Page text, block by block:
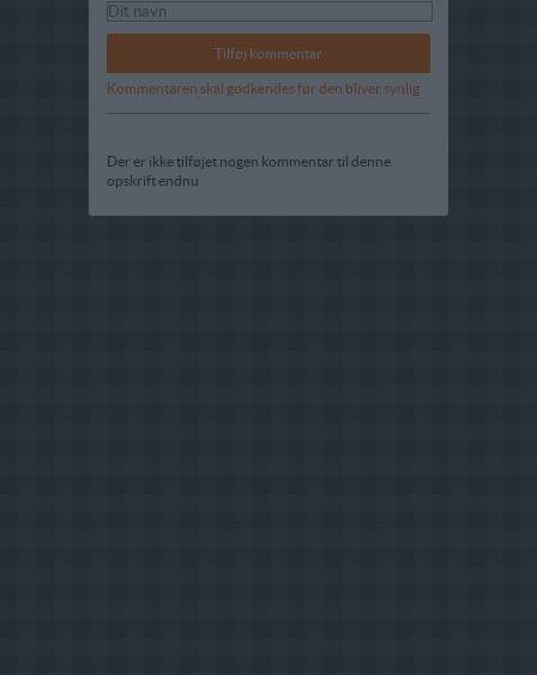
Kommentaren skal godkendes før den bliver synlig
Der er ikke tilføjet nogen kommentar til denne
opskrift endnu